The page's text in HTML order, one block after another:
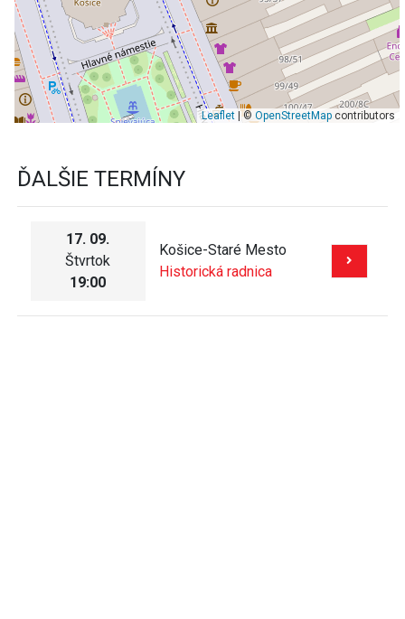
Leaflet| © OpenStreetMapcontributors
ĎALŠIE TERMÍNY
17. 09.
Štvrtok
19:00
Košice-Staré Mesto
Historická radnica